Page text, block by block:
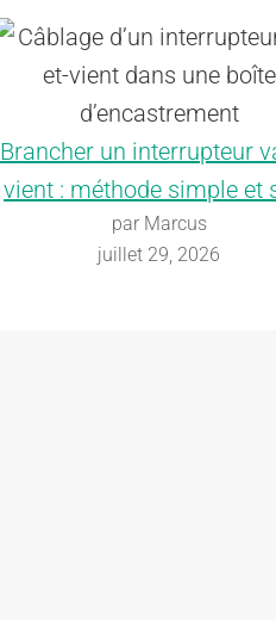
Brancher un interrupteur
vient : méthode simple et
par Marcus
juillet 29, 2026